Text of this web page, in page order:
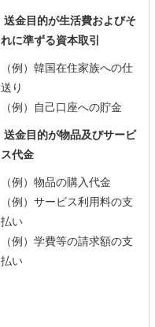
送金目的が生活費およびそ
れに準ずる資本取引
（例）韓国在住家族への仕
送り
（例）自己口座への貯金
送金目的が物品及びサービ
ス代金
（例）物品の購入代金
（例）サービス利用料の支
払い
（例）学費等の請求額の支
払い